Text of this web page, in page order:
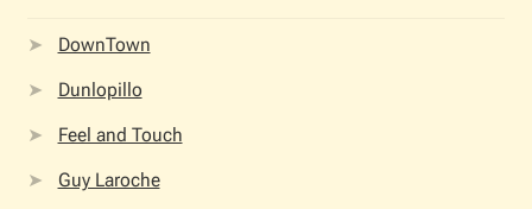
DownTown
Dunlopillo
Feel and Touch
Guy Laroche